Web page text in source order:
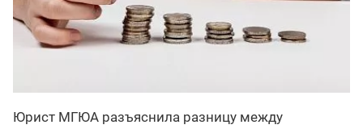
Юрист МГЮА разъяснила разницу между